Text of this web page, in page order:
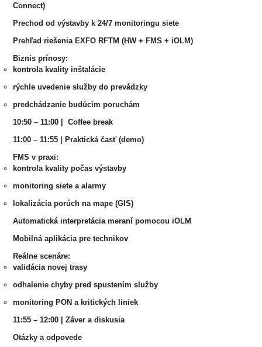
Connect)
Prechod od výstavby k 24/7 monitoringu siete
Prehľad riešenia EXFO RFTM (HW + FMS + iOLM)
Biznis prínosy:
kontrola kvality inštalácie
rýchle uvedenie služby do prevádzky
predchádzanie budúcim poruchám
10:50 – 11:00 | Coffee break
11:00 – 11:55 | Praktická časť (demo)
FMS v praxi:
kontrola kvality počas výstavby
monitoring siete a alarmy
lokalizácia porúch na mape (GIS)
Automatická interpretácia meraní pomocou iOLM
Mobilná aplikácia pre technikov
Reálne scenáre:
validácia novej trasy
odhalenie chyby pred spustením služby
monitoring PON a kritických liniek
11:55 – 12:00 | Záver a diskusia
Otázky a odpovede